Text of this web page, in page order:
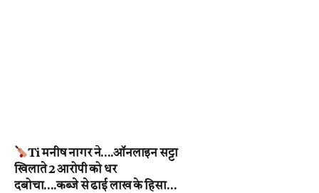
Ti मनीष नागर ने….ऑनलाइन सट्टा
खिलाते 2 आरोपी को धर
दबोचा….कब्जे से ढाई लाख के हिसाब-